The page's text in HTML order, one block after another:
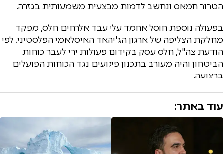
הטרור חמאס ונחשב לדמות מבצעית משמעותית בגזרה.
בפעולה נוספת חוסל אחמד עלי עבד אלרחים חלס, מפקד
מחלקת הצליפה של ארגון הג'יהאד האיסלאמי הפלסטיני. לפי
הודעת צה"ל, חלס עסק בקידום פעולות ירי לעבר כוחות
הביטחון והיה מעורב בתכנון פיגועים נגד הכוחות הפועלים
ברצועה.
עוד באתר: